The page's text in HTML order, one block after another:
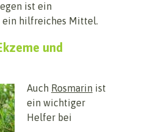
ist ein
ein hilfreiches Mittel.
und
Auch Rosmarin ist
ein wichtiger
Helfer bei